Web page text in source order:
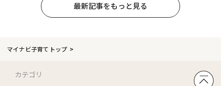
最新記事をもっと見る
マイナビ子育てトップ
カテゴリ